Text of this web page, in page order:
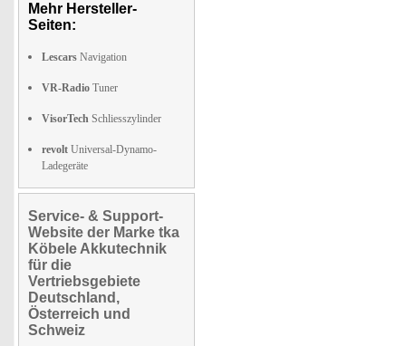
Mehr Hersteller-
Seiten:
Lescars Navigation
VR-Radio Tuner
VisorTech Schliesszylinder
revolt Universal-Dynamo-
Ladegeräte
Service- & Support-
Website der Marke tka
Köbele Akkutechnik
für die
Vertriebsgebiete
Deutschland,
Österreich und
Schweiz